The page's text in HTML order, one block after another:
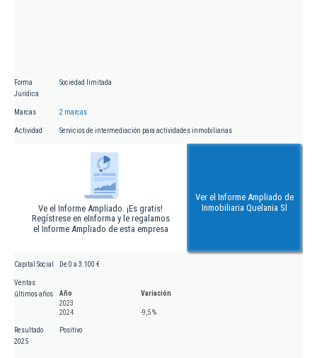
Forma
Jurídica
Sociedad limitada
Marcas 2 marcas
Actividad Servicios de intermediación para actividades inmobiliarias
Ve el Informe Ampliado. ¡Es gratis!
Regístrese en eInforma y le regalamos
el Informe Ampliado de esta empresa
Ver el Informe Ampliado de
Inmobiliaria Quelania Sl
Capital Social De 0 a 3.100 €
Ventas
últimos años
Año
Variación
2023
2024
-9,5 %
Resultado
2025
Positivo